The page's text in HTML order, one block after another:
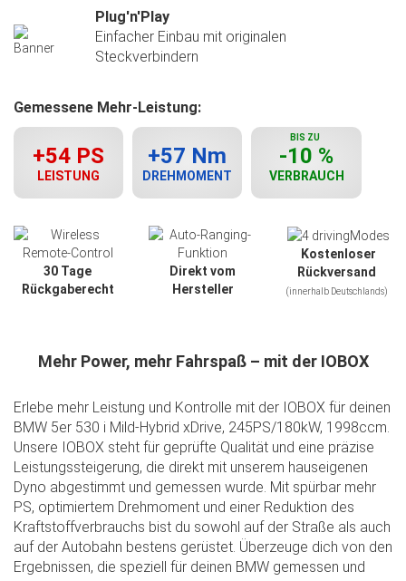
Plug'n'Play
Einfacher Einbau mit originalen
Steckverbindern
Gemessene Mehr-Leistung:
+54 PS
LEISTUNG
+57 Nm
DREHMOMENT
BIS ZU
-10 %
VERBRAUCH
30 Tage
Rückgaberecht
Direkt vom
Hersteller
Kostenloser
Rückversand
(innerhalb Deutschlands)
Mehr Power, mehr Fahrspaß – mit der IOBOX
Erlebe mehr Leistung und Kontrolle mit der IOBOX für deinen
BMW 5er 530 i Mild-Hybrid xDrive, 245PS/180kW, 1998ccm.
Unsere IOBOX steht für geprüfte Qualität und eine präzise
Leistungssteigerung, die direkt mit unserem hauseigenen
Dyno abgestimmt und gemessen wurde. Mit spürbar mehr
PS, optimiertem Drehmoment und einer Reduktion des
Kraftstoffverbrauchs bist du sowohl auf der Straße als auch
auf der Autobahn bestens gerüstet. Überzeuge dich von den
Ergebnissen, die speziell für deinen BMW gemessen und
Slide01